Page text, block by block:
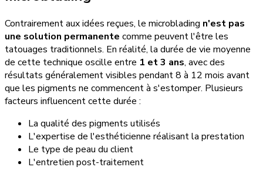
Contrairement aux idées reçues, le microblading n'est pas
une solution permanente comme peuvent l'être les
tatouages traditionnels. En réalité, la durée de vie moyenne
de cette technique oscille entre 1 et 3 ans, avec des
résultats généralement visibles pendant 8 à 12 mois avant
que les pigments ne commencent à s'estomper. Plusieurs
facteurs influencent cette durée :
La qualité des pigments utilisés
L'expertise de l'esthéticienne réalisant la prestation
Le type de peau du client
L'entretien post-traitement